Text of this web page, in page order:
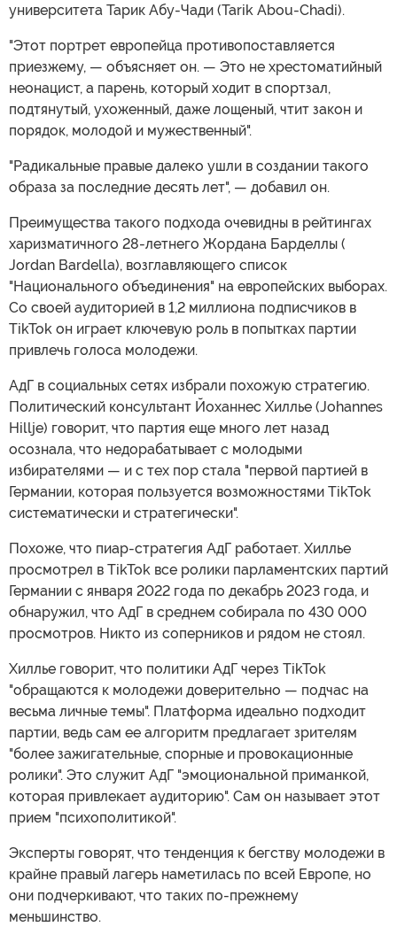
университета Тарик Абу-Чади (Tarik Abou-Chadi).
"Этот портрет европейца противопоставляется
приезжему, — объясняет он. — Это не хрестоматийный
неонацист, а парень, который ходит в спортзал,
подтянутый, ухоженный, даже лощеный, чтит закон и
порядок, молодой и мужественный".
"Радикальные правые далеко ушли в создании такого
образа за последние десять лет", — добавил он.
Преимущества такого подхода очевидны в рейтингах
харизматичного 28-летнего Жордана Барделлы (
Jordan Bardella), возглавляющего список
"Национального объединения" на европейских выборах.
Со своей аудиторией в 1,2 миллиона подписчиков в
TikTok он играет ключевую роль в попытках партии
привлечь голоса молодежи.
АдГ в социальных сетях избрали похожую стратегию.
Политический консультант Йоханнес Хиллье (Johannes
Hillje) говорит, что партия еще много лет назад
осознала, что недорабатывает с молодыми
избирателями — и с тех пор стала "первой партией в
Германии, которая пользуется возможностями TikTok
систематически и стратегически".
Похоже, что пиар-стратегия АдГ работает. Хиллье
просмотрел в TikTok все ролики парламентских партий
Германии с января 2022 года по декабрь 2023 года, и
обнаружил, что АдГ в среднем собирала по 430 000
просмотров. Никто из соперников и рядом не стоял.
Хиллье говорит, что политики АдГ через TikTok
"обращаются к молодежи доверительно — подчас на
весьма личные темы". Платформа идеально подходит
партии, ведь сам ее алгоритм предлагает зрителям
"более зажигательные, спорные и провокационные
ролики". Это служит АдГ "эмоциональной приманкой,
которая привлекает аудиторию". Сам он называет этот
прием "психополитикой".
Эксперты говорят, что тенденция к бегству молодежи в
крайне правый лагерь наметилась по всей Европе, но
они подчеркивают, что таких по-прежнему
меньшинство.